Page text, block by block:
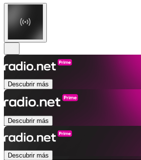
Descubrir más
Descubrir más
Descubrir más